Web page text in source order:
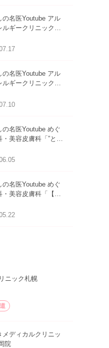
の名医Youtube アル
ルギークリニック札
ームは効く？向い
の名医Youtube アル
ルギークリニック札
明かす副作用・リバ
の名医Youtube めぐ
・美容皮膚科「”とお
肌悩みに本気で答え
の名医Youtube めぐ
・美容皮膚科「【ヒ
イブリッド注入を美
ニック札幌
メディカルクリニッ
院